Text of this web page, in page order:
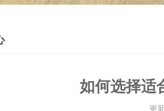
如何选择适
更